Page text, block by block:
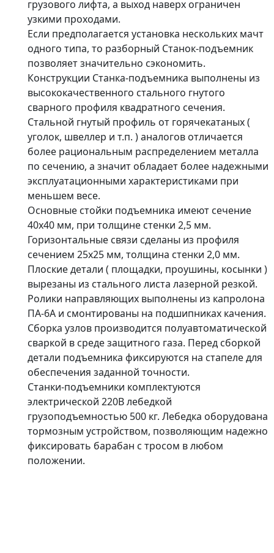
грузового лифта, а выход наверх ограничен
узкими проходами.
Если предполагается установка нескольких мачт
одного типа, то разборный Станок-подъемник
позволяет значительно сэкономить.
Конструкции Станка-подъемника выполнены из
высококачественного стального гнутого
сварного профиля квадратного сечения.
Стальной гнутый профиль от горячекатаных (
уголок, швеллер и т.п. ) аналогов отличается
более рациональным распределением металла
по сечению, а значит обладает более надежными
эксплуатационными характеристиками при
меньшем весе.
Основные стойки подъемника имеют сечение
40х40 мм, при толщине стенки 2,5 мм.
Горизонтальные связи сделаны из профиля
сечением 25х25 мм, толщина стенки 2,0 мм.
Плоские детали ( площадки, проушины, косынки )
вырезаны из стального листа лазерной резкой.
Ролики направляющих выполнены из капролона
ПА-6А и смонтированы на подшипниках качения.
Сборка узлов производится полуавтоматической
сваркой в среде защитного газа. Перед сборкой
детали подъемника фиксируются на стапеле для
обеспечения заданной точности.
Станки-подъемники комплектуются
электрической 220В лебедкой
грузоподъемностью 500 кг. Лебедка оборудована
тормозным устройством, позволяющим надежно
фиксировать барабан с тросом в любом
положении.